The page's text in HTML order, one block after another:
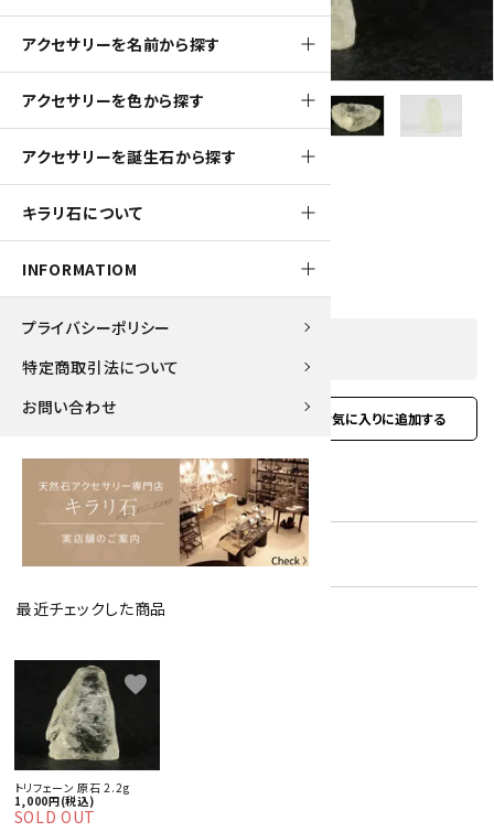
アクセサリーを名前から探す
アクセサリーを色から探す
アクセサリーを誕生石から探す
キラリ石について
INFORMATIOM
プライバシーポリシー
特定商取引法について
お問い合わせ
最近チェックした商品
トリフェーン 原石 2.2g
1,000円(税込)
SOLD OUT
favorite
100pt
トリフェーン 原石 2.2g
1,000円(税込)
お問い合わせ favorite
型番: knz-11
在庫 0 売切れ中
特定商取引法に基づく表記 (返品など)
この商品を友達に教える
買い物を続ける